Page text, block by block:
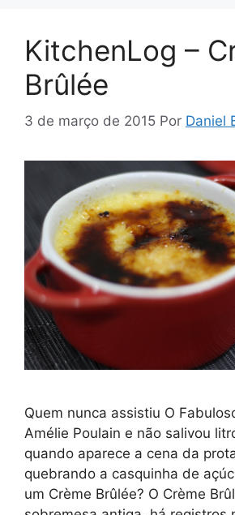
KitchenLog –
Brûlée
3 de março de 2015 Por Daniel
Quem nunca assistiu O
Amélie Poulain e não salivou
quando aparece a cena da
quebrando a casquinha de
um Crème Brûlée? O Crème